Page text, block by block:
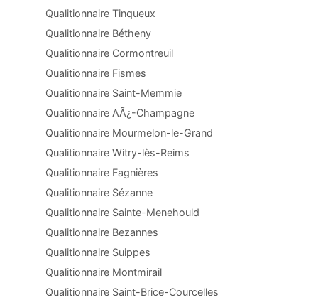
Qualitionnaire Tinqueux
Qualitionnaire Bétheny
Qualitionnaire Cormontreuil
Qualitionnaire Fismes
Qualitionnaire Saint-Memmie
Qualitionnaire AÃ¿-Champagne
Qualitionnaire Mourmelon-le-Grand
Qualitionnaire Witry-lès-Reims
Qualitionnaire Fagnières
Qualitionnaire Sézanne
Qualitionnaire Sainte-Menehould
Qualitionnaire Bezannes
Qualitionnaire Suippes
Qualitionnaire Montmirail
Qualitionnaire Saint-Brice-Courcelles